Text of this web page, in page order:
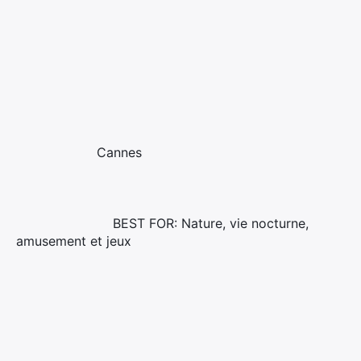
Cannes
BEST FOR: Nature, vie nocturne,
amusement et jeux